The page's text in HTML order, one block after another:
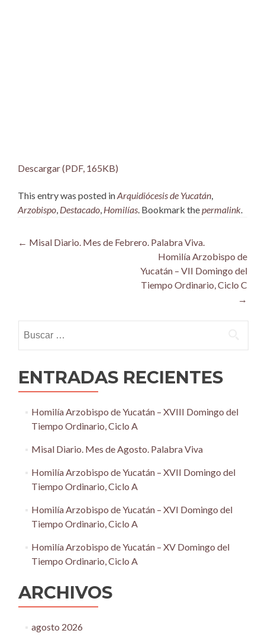
Descargar (PDF, 165KB)
This entry was posted inArquidiócesis de Yucatán
Arzobispo Destacado Homilías . Bookmark the permalink
Post
← Misal Diario. Mes de Febrero. Palabra Viva.
Homilía Arzobispo de
Yucatán – VII Domingo del
Tiempo Ordinario, Ciclo C
→
ENTRADAS RECIENTES
Homilía Arzobispo de Yucatán – XVIII Domingo del
Tiempo Ordinario, Ciclo A
Misal Diario. Mes de Agosto. Palabra Viva
Homilía Arzobispo de Yucatán – XVII Domingo del
Tiempo Ordinario, Ciclo A
Homilía Arzobispo de Yucatán – XVI Domingo del
Tiempo Ordinario, Ciclo A
Homilía Arzobispo de Yucatán – XV Domingo del
Tiempo Ordinario, Ciclo A
ARCHIVOS
agosto 2026